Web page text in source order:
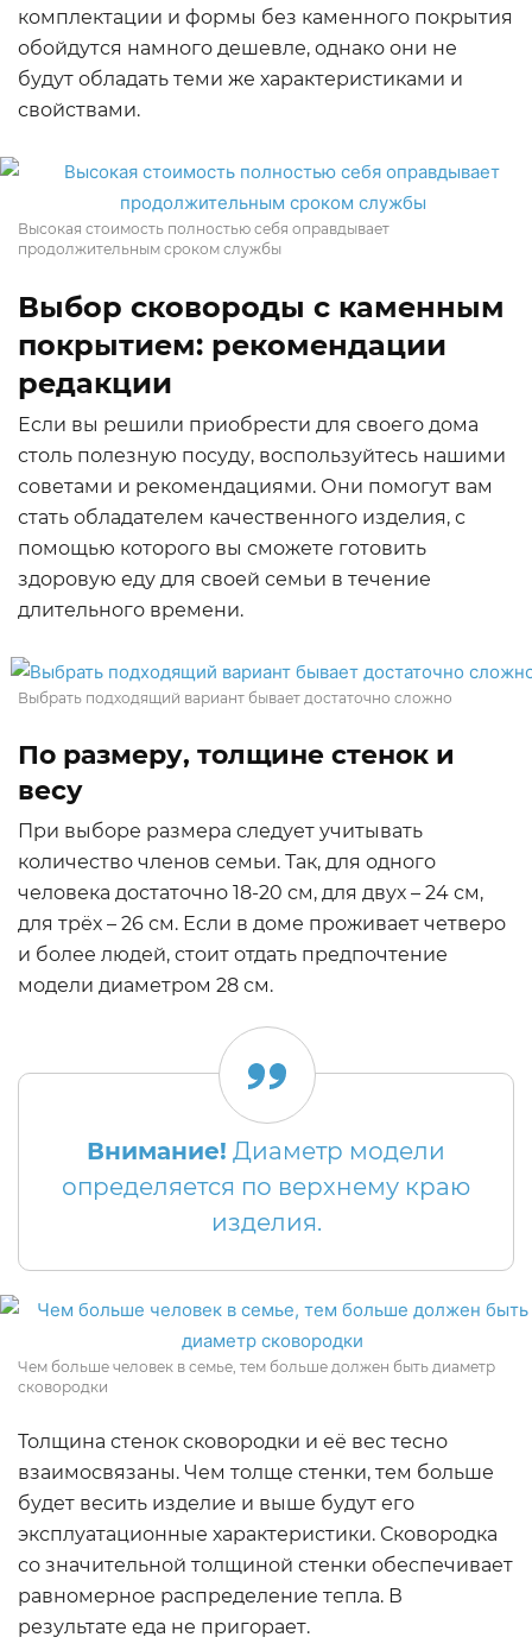
комплектации и формы без каменного покрытия
обойдутся намного дешевле, однако они не
будут обладать теми же характеристиками и
свойствами.
Высокая стоимость полностью себя оправдывает
продолжительным сроком службы
Выбор сковороды с каменным
покрытием: рекомендации
редакции
Если вы решили приобрести для своего дома
столь полезную посуду, воспользуйтесь нашими
советами и рекомендациями. Они помогут вам
стать обладателем качественного изделия, с
помощью которого вы сможете готовить
здоровую еду для своей семьи в течение
длительного времени.
Выбрать подходящий вариант бывает достаточно сложно
По размеру, толщине стенок и
весу
При выборе размера следует учитывать
количество членов семьи. Так, для одного
человека достаточно 18-20 см, для двух – 24 см,
для трёх – 26 см. Если в доме проживает четверо
и более людей, стоит отдать предпочтение
модели диаметром 28 см.
Внимание! Диаметр модели
определяется по верхнему краю
изделия.
Чем больше человек в семье, тем больше должен быть диаметр
сковородки
Толщина стенок сковородки и её вес тесно
взаимосвязаны. Чем толще стенки, тем больше
будет весить изделие и выше будут его
эксплуатационные характеристики. Сковородка
со значительной толщиной стенки обеспечивает
равномерное распределение тепла. В
результате еда не пригорает.